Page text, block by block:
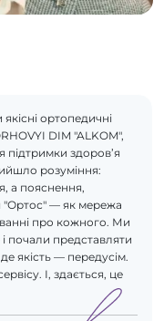
ортопедичні
DIM "ALKOM",
підтримки здоров’я
розуміння:
а пояснення,
"Ортос" — як мережа
про кожного. Ми
почали представляти
якість — передусім.
І, здається, це